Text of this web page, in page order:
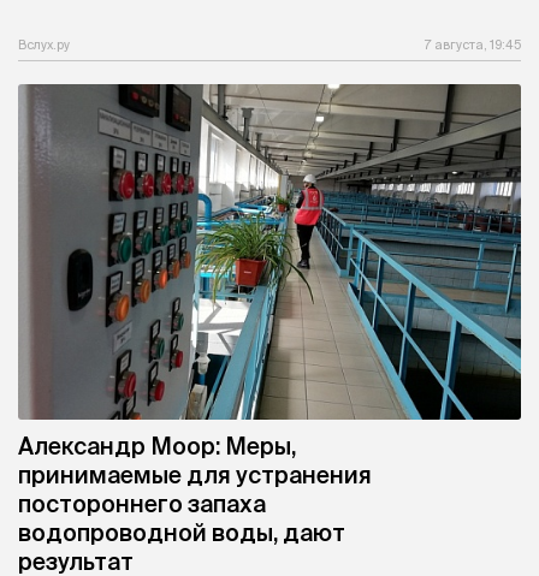
Вслух.ру 7 августа, 19:45
Александр Моор: Меры,
принимаемые для устранения
постороннего запаха
водопроводной воды, дают
результат